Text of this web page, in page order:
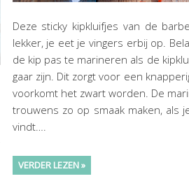
Deze sticky kipkluifjes van de
lekker, je eet je vingers erbij op.
de kip pas te marineren als de
gaar zijn. Dit zorgt voor een
voorkomt het zwart worden. De
trouwens zo op smaak maken, als
vindt….
VERDER LEZEN »